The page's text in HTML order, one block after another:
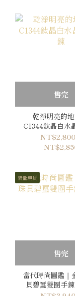
售完
乾淨明亮的
C1344鈦晶白水
鍊
限量現貨
售完
當代時尚圖鑑｜
貝碧璽雙圈手